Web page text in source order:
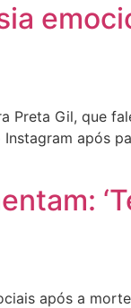
Preta Gil, que
após
após a